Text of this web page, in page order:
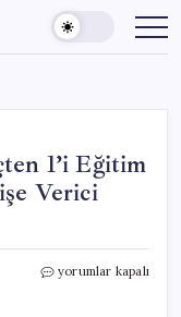
1’i Eğitim
Verici
**
yorumlar kapalı